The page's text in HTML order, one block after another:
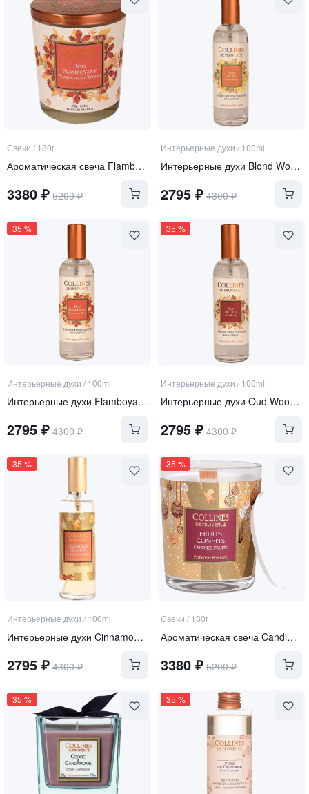
Свечи / 180г
Ароматическая свеча Flamboyand Wood "Цветное Дерево"
3380 ₽ 5200₽
Интерьерные духи / 100ml
Интерьерные духи Blond Wood "Белое Дерево"
2795₽ 4300₽
35 %
Интерьерные духи / 100ml
Интерьерные духи Flamboyant Wood (Цветное Дерево)
2795 ₽ 4300₽
35 %
Интерьерные духи / 100ml
Интерьерные духи Oud Wood "Удовое дерево"
2795₽ 4300₽
35 %
Интерьерные духи / 100ml
Интерьерные духи Cinnamon Orange "Корица Апельсин 2020"
2795 ₽ 4300₽
35 %
Свечи / 180г
Ароматическая свеча Candied Fruit (Засахаренные фрукты 2020)
3380₽ 5200₽
35 % 35 %